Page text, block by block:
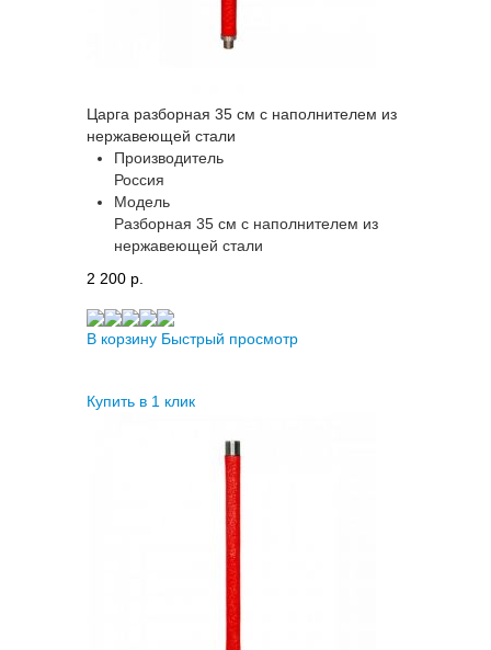
Царга разборная 35 см с наполнителем из
нержавеющей стали
Производитель
Россия
Модель
Разборная 35 см с наполнителем из
нержавеющей стали
2 200 p.
В корзину Быстрый просмотр
Купить в 1 клик